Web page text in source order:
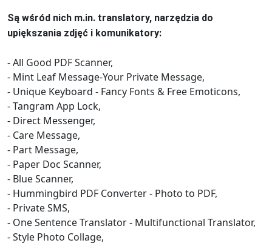
Są wśród nich m.in. translatory, narzędzia do
upiększania zdjęć i komunikatory:
- All Good PDF Scanner,
- Mint Leaf Message-Your Private Message,
- Unique Keyboard - Fancy Fonts & Free Emoticons,
- Tangram App Lock,
- Direct Messenger,
- Care Message,
- Part Message,
- Paper Doc Scanner,
- Blue Scanner,
- Hummingbird PDF Converter - Photo to PDF,
- Private SMS,
- One Sentence Translator - Multifunctional Translator,
- Style Photo Collage,